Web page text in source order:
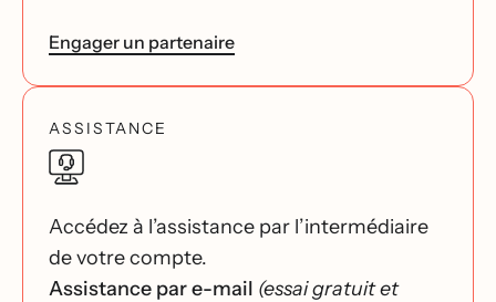
Engager un partenaire
ASSISTANCE
Accédez à l’assistance par l’intermédiaire
de votre compte.
Assistance par e-mail (essai gratuit et